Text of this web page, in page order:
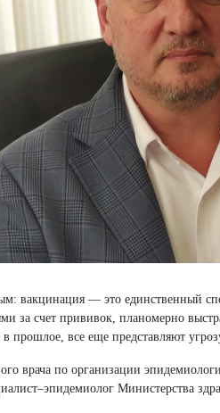
вакцинация — это единственный
за счет прививок, планомерно
прошлое, все еще представляют
врача по организации
Министерства